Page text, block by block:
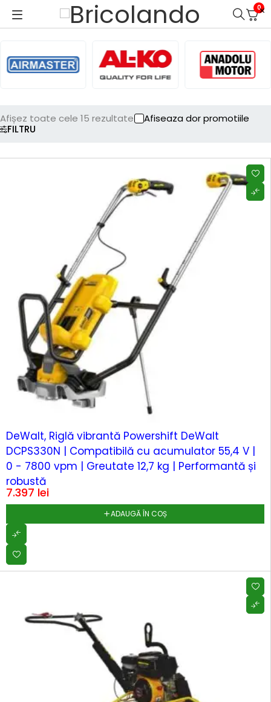
0
FILTRU
Afișez toate cele 15 rezultate Afiseaza dor promotiile
DeWalt, Riglă vibrantă Powershift DeWalt
DCPS330N | Compatibilă cu acumulator 55,4 V |
0 - 7800 vpm | Greutate 12,7 kg | Performantă și
robustă
7.397 lei
ADAUGĂ ÎN COȘ